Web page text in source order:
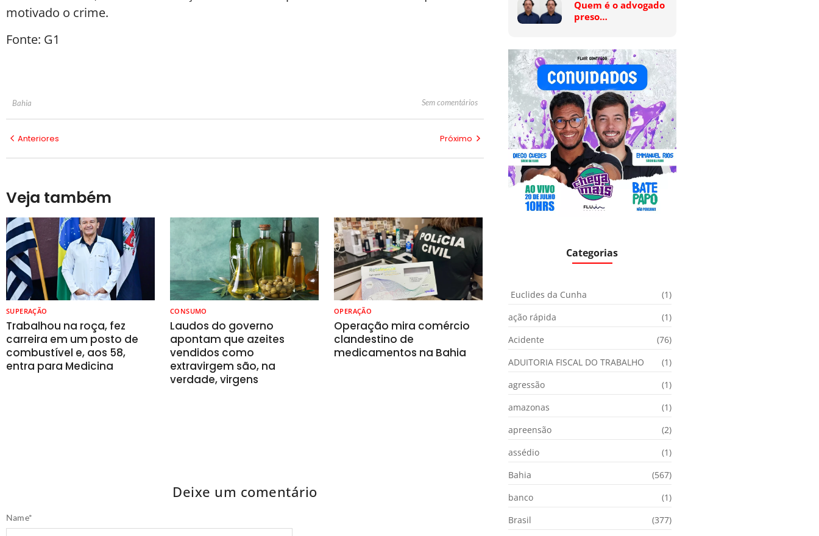
motivado o crime.
Fonte: G1
Bahia Sem comentários
Anteriores Próximo
Veja também
SUPERAÇÃO
Trabalhou na roça, fez
carreira em um posto de
combustível e, aos 58,
entra para Medicina
CONSUMO
Laudos do governo
apontam que azeites
vendidos como
extravirgem são, na
verdade, virgens
OPERAÇÃO
Operação mira comércio
clandestino de
medicamentos na Bahia
Deixe um comentário
Name*
Quem é o advogado
preso…
Categorias
Euclides da Cunha
(1)
ação rápida
(1)
Acidente
(76)
ADUITORIA FISCAL DO TRABALHO
(1)
agressão
(1)
amazonas
(1)
apreensão
(2)
assédio
(1)
Bahia
(567)
banco
(1)
Brasil
(377)